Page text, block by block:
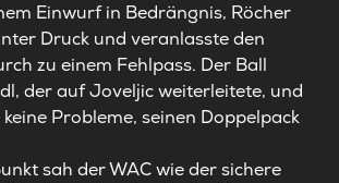
Einwurf in Bedrängnis, Röcher
Druck und veranlasste den
zu einem Fehlpass. Der Ball
der auf Joveljic weiterleitete, und
Probleme, seinen Doppelpack
sah der WAC wie der sichere